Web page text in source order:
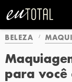
BELEZA
para você